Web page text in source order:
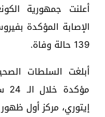
أعلنت جمهورية
139 حالة وفاة.
إيتوري، مركز أول